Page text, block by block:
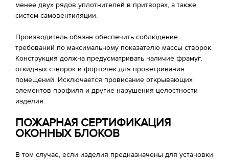
менее двух рядов уплотнителей в притворах, а также
систем самовентиляции.
Производитель обязан обеспечить соблюдение
требований по максимальному показателю массы створок.
Конструкция должна предусматривать наличие фрамуг,
откидных створок и форточек для проветривания
помещений. Исключается провисание открывающих
элементов профиля и другие нарушения целостности
изделия.
ПОЖАРНАЯ СЕРТИФИКАЦИЯ
ОКОННЫХ БЛОКОВ
В том случае, если изделия предназначены для установки